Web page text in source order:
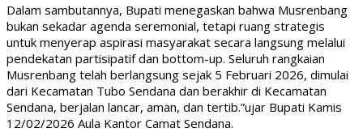
Dalam sambutannya, Bupati menegaskan bahwa Musrenbang
bukan sekadar agenda seremonial, tetapi ruang strategis
untuk menyerap aspirasi masyarakat secara langsung melalui
pendekatan partisipatif dan bottom-up. Seluruh rangkaian
Musrenbang telah berlangsung sejak 5 Februari 2026, dimulai
dari Kecamatan Tubo Sendana dan berakhir di Kecamatan
Sendana, berjalan lancar, aman, dan tertib.”ujar Bupati Kamis
12/02/2026 Aula Kantor Camat Sendana.